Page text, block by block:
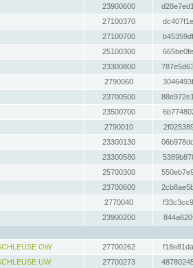
23900600
27100370
27100700
25100300
23300800
2790060
23700500
23500700
2790010
23300130
23300580
25700300
23700600
2770040
23900200
OW
27700262
UW
27700273